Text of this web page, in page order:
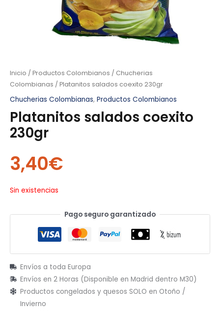
Inicio / Productos Colombianos / Chucherias
Colombianas / Platanitos salados coexito 230gr
Chucherias Colombianas, Productos Colombianos
Platanitos salados coexito
230gr
3,40€
Sin existencias
Pago seguro garantizado
Envíos a toda Europa
Envíos en 2 Horas (Disponible en Madrid dentro M30)
Productos congelados y quesos SOLO en Otoño /
Invierno